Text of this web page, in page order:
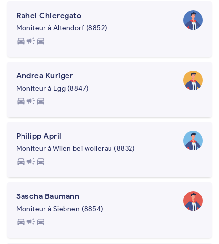
Rahel Chieregato
Moniteur à Altendorf (8852)
directions_carcampaigndirections_car
Andrea Kuriger
Moniteur à Egg (8847)
directions_carcampaigndirections_car
Philipp April
Moniteur à Wilen bei wollerau (8832)
directions_carcampaigndirections_car
Sascha Baumann
Moniteur à Siebnen (8854)
directions_carcampaigndirections_car